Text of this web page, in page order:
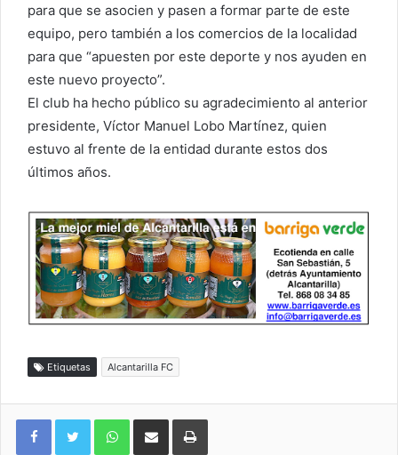
para que se asocien y pasen a formar parte de este
equipo, pero también a los comercios de la localidad
para que “apuesten por este deporte y nos ayuden en
este nuevo proyecto”.
El club ha hecho público su agradecimiento al anterior
presidente, Víctor Manuel Lobo Martínez, quien
estuvo al frente de la entidad durante estos dos
últimos años.
Etiquetas Alcantarilla FC
WhatsAppCompartir por correo electrónicoImprimir